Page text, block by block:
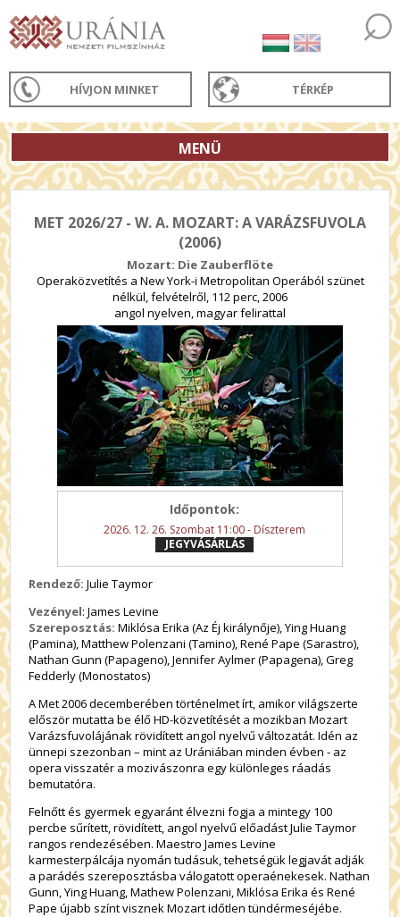
HÍVJON MINKET TÉRKÉP
MENÜ
MET 2026/27 - W. A. MOZART: A VARÁZSFUVOLA
(2006)
Mozart: Die Zauberflöte
Operaközvetítés a New York-i Metropolitan Operából szünet
nélkül, felvételről, 112 perc, 2006
angol nyelven, magyar felirattal
Időpontok:
2026. 12. 26. Szombat 11:00 - Díszterem
JEGYVÁSÁRLÁS
Rendező: Julie Taymor
Vezényel: James Levine
Szereposztás: Miklósa Erika (Az Éj királynője), Ying Huang
(Pamina), Matthew Polenzani (Tamino), René Pape (Sarastro),
Nathan Gunn (Papageno), Jennifer Aylmer (Papagena), Greg
Fedderly (Monostatos)
A Met 2006 decemberében történelmet írt, amikor világszerte
először mutatta be élő HD-közvetítését a mozikban Mozart
Varázsfuvolájának rövidített angol nyelvű változatát. Idén az
ünnepi szezonban – mint az Urániában minden évben - az
opera visszatér a mozivászonra egy különleges ráadás
bemutatóra.
Felnőtt és gyermek egyaránt élvezni fogja a mintegy 100
percbe sűrített, rövidített, angol nyelvű előadást Julie Taymor
rangos rendezésében. Maestro James Levine
karmesterpálcája nyomán tudásuk, tehetségük legjavát adják
a parádés szereposztásba válogatott operaénekesek. Nathan
Gunn, Ying Huang, Mathew Polenzani, Miklósa Erika és René
Pape újabb színt visznek Mozart időtlen tündérmeséjébe.